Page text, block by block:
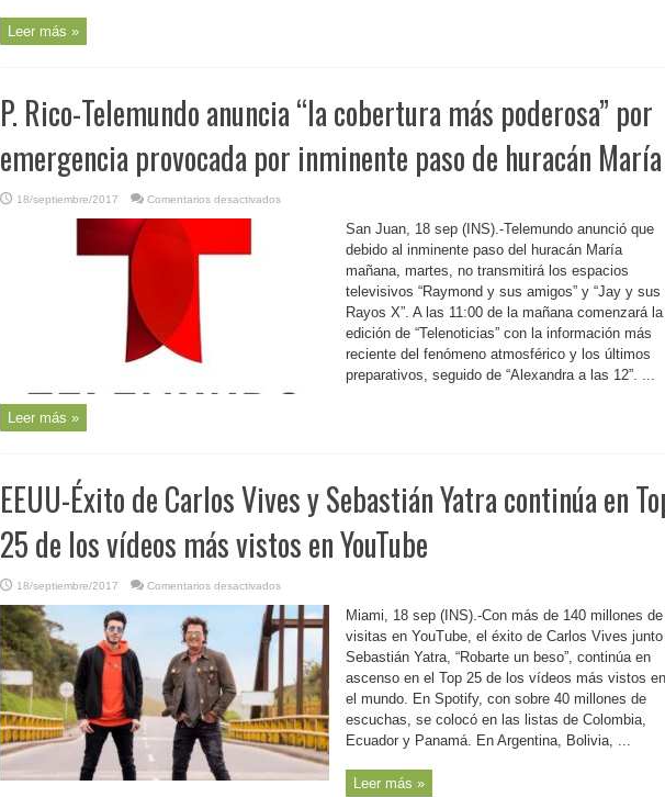
Leer más »
P. Rico-Telemundo anuncia “la cobertura más poderosa” por
emergencia provocada por inminente paso de huracán María
18/septiembre/2017 Comentarios desactivados
huracán
San Juan, 18 sep (INS).-Telemundo anunció que
debido al inminente paso del huracán María
mañana, martes, no transmitirá los espacios
televisivos “Raymond y sus amigos” y “Jay y sus
Rayos X”. A las 11:00 de la mañana comenzará la
edición de “Telenoticias” con la información más
reciente del fenómeno atmosférico y los últimos
preparativos, seguido de “Alexandra a las 12”. ...
Leer más »
EEUU-Éxito de Carlos Vives y Sebastián Yatra continúa en
25 de los vídeos más vistos en YouTube
18/septiembre/2017 Comentarios desactivados
Éxito
de
Carlos
Sebastián
Yatra
continúa
en
Top
25
de
los
vídeos
más
Miami, 18 sep (INS).-Con más de 140 millones de
visitas en YouTube, el éxito de Carlos Vives
Sebastián Yatra, “Robarte un beso”, continúa en
ascenso en el Top 25 de los vídeos más vistos en
el mundo. En Spotify, con sobre 40 millones de
escuchas, se colocó en las listas de Colombia,
Ecuador y Panamá. En Argentina, Bolivia, ...
Leer más »